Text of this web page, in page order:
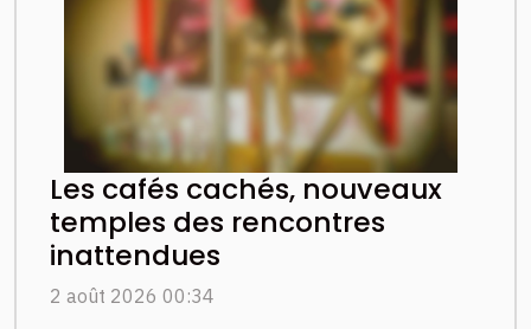
Les cafés cachés, nouveaux
temples des rencontres
inattendues
2 août 2026 00:34